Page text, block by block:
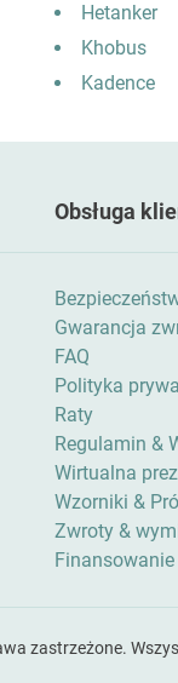
Hetanker
Khobus
Kadence
Obsługa
Gwarancja
FAQ
Polityka
Raty
Regulamin &
Wirtualna
Wzorniki &
Zwroty &
zastrzeżone.